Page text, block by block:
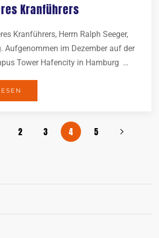
Kranführers
Kranführers, Herrn Ralph Seeger,
Aufgenommen im Dezember auf der
Tower Hafencity in Hamburg …
2 3 4 5